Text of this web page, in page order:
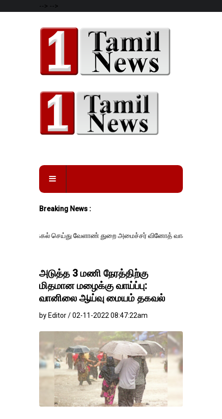
--> -->
Breaking News :
செய்து வேளாண் துறை அமைச்சர் வினோத் வாசித்து வருகிறார். �.
அடுத்த 3 மணி நேரத்திற்கு
மிதமான மழைக்கு வாய்ப்பு:
வானிலை ஆய்வு மையம் தகவல்
by Editor / 02-11-2022 08:47:22am